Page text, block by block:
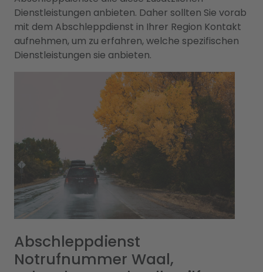
Dienstleistungen anbieten. Daher sollten Sie vorab
mit dem Abschleppdienst in Ihrer Region Kontakt
aufnehmen, um zu erfahren, welche spezifischen
Dienstleistungen sie anbieten.
Abschleppdienst
Notrufnummer Waal,